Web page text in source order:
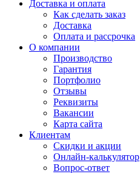
Доставка и оплата
Как сделать заказ
Доставка
Оплата и рассрочка
О компании
Производство
Гарантия
Портфолио
Отзывы
Реквизиты
Вакансии
Карта сайта
Клиентам
Скидки и акции
Онлайн-калькулятор
Вопрос-ответ